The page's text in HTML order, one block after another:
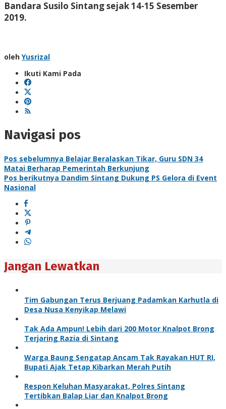
Bandara Susilo Sintang sejak 14-15 Sesember
2019.
oleh Yusrizal
Ikuti Kami Pada
Navigasi pos
Pos sebelumnya Belajar Beralaskan Tikar, Guru SDN 34
Matai Berharap Pemerintah Berkunjung
Pos berikutnya Dandim Sintang Dukung PS Gelora di Event
Nasional
Jangan Lewatkan
Tim Gabungan Terus Berjuang Padamkan Karhutla di
Desa Nusa Kenyikap Melawi
Tak Ada Ampun! Lebih dari 200 Motor Knalpot Brong
Terjaring Razia di Sintang
Warga Baung Sengatap Ancam Tak Rayakan HUT RI,
Bupati Ajak Tetap Kibarkan Merah Putih
Respon Keluhan Masyarakat, Polres Sintang
Tertibkan Balap Liar dan Knalpot Brong